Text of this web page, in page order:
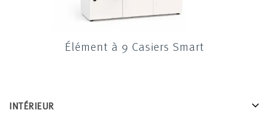
Élément à 9 Casiers Smart
INTÉRIEUR